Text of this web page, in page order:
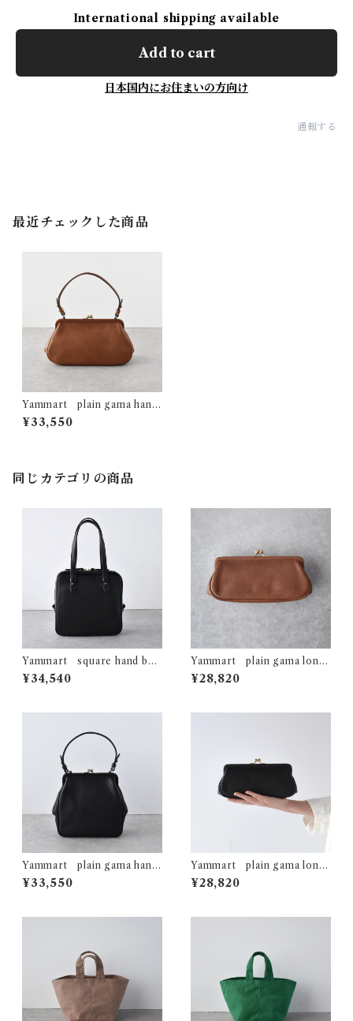
International shipping available
Add to cart
日本国内にお住まいの方向け
通報する
最近チェックした商品
Yammart plain gama hand
bag-round (ｱﾝﾃｨｰｸﾌﾞﾗｳﾝ)
¥33,550
同じカテゴリの商品
Yammart square hand bag
(ﾌﾞﾗｯｸ)
¥34,540
Yammart plain gama long
wallet (ｱﾝﾃｨｰｸﾌﾞﾗｳﾝ)
¥28,820
Yammart plain gama hand
bag-square (black)
¥33,550
Yammart plain gama long
wallet (ﾌﾞﾗｯｸ)
¥28,820